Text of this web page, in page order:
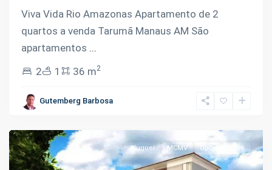
Viva Vida Rio Amazonas Apartamento de 2
quartos a venda Tarumã Manaus AM São
apartamentos ...
2
1 36 m2
Gutemberg Barbosa
9
Urbano,
Aluguel MCMV Oportunidade